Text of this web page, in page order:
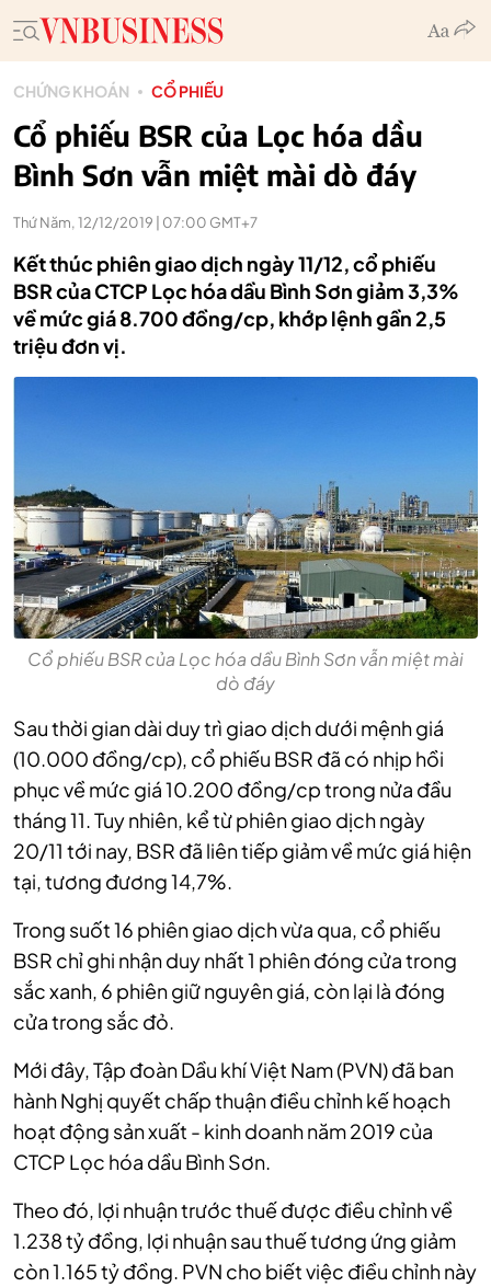
CHỨNG KHOÁN CỔ PHIẾU
Cổ phiếu BSR của Lọc hóa dầu
Bình Sơn vẫn miệt mài dò đáy
Thứ Năm, 12/12/2019 | 07:00 GMT+7
Kết thúc phiên giao dịch ngày 11/12, cổ phiếu
BSR của CTCP Lọc hóa dầu Bình Sơn giảm 3,3%
về mức giá 8.700 đồng/cp, khớp lệnh gần 2,5
triệu đơn vị.
Cổ phiếu BSR của Lọc hóa dầu Bình Sơn vẫn miệt mài
dò đáy
Sau thời gian dài duy trì giao dịch dưới mệnh giá
(10.000 đồng/cp), cổ phiếu BSR đã có nhịp hồi
phục về mức giá 10.200 đồng/cp trong nửa đầu
tháng 11. Tuy nhiên, kể từ phiên giao dịch ngày
20/11 tới nay, BSR đã liên tiếp giảm về mức giá hiện
tại, tương đương 14,7%.
Trong suốt 16 phiên giao dịch vừa qua, cổ phiếu
BSR chỉ ghi nhận duy nhất 1 phiên đóng cửa trong
sắc xanh, 6 phiên giữ nguyên giá, còn lại là đóng
cửa trong sắc đỏ.
Mới đây, Tập đoàn Dầu khí Việt Nam (PVN) đã ban
hành Nghị quyết chấp thuận điều chỉnh kế hoạch
hoạt động sản xuất - kinh doanh năm 2019 của
CTCP Lọc hóa dầu Bình Sơn.
Theo đó, lợi nhuận trước thuế được điều chỉnh về
1.238 tỷ đồng, lợi nhuận sau thuế tương ứng giảm
còn 1.165 tỷ đồng. PVN cho biết việc điều chỉnh này